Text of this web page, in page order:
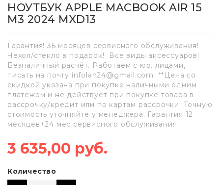
НОУТБУК APPLE MACBOOK AIR 15
M3 2024 MXD13
Гарантия! 36 месяцев сервисного обслуживания!
Чехол/стекло в подарок! Все виды аксессуаров!
Безналичный расчёт. Работаем с юр. лицами,
писать на почту infolan24@gmail.com **Цена со
скидкой указана при покупке наличными одним
платежом и не действует при покупке товара в
рассрочку/кредит или по картам рассрочки. Точную
стоимость уточняйте у менеджера. Гарантия 12
месяцев+24 мес сервисного обслуживания
3 635,00 руб.
Количество